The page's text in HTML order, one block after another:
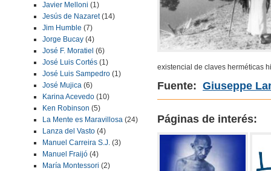
Javier Melloni (1)
Jesús de Nazaret(14)
Jim Humble (7)
Jorge Bucay (4)
José F. Moratiel (6)
José Luis Cortés (1)
José Luis Sampedro (1)
José Mujica (6)
Karina Acevedo (10)
Ken Robinson (5)
La Mente es Maravillosa (24)
Lanza del Vasto (4)
Manuel Carreira S.J. (3)
Manuel Fraijó (4)
María Montessori (2)
existencial de claves herméticas
Fuente: Giuseppe
Páginas de interés: